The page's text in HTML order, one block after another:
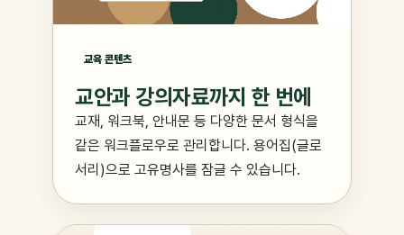
교육 콘텐츠
교안과 강의자료까지 한 번에
교재, 워크북, 안내문 등 다양한 문서 형식을
같은 워크플로우로 관리합니다. 용어집(글로
서리)으로 고유명사를 잠글 수 있습니다.